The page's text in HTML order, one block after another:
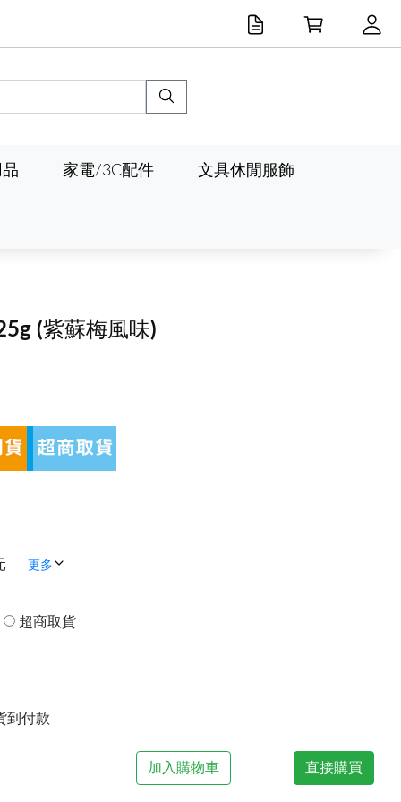
品 家電/3C配件 文具休閒服飾
(紫蘇梅風味)
更多
超商取貨
到付款
加入購物車 直接購買